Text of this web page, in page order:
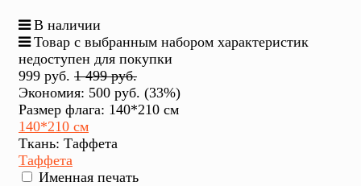
В наличии
Товар с выбранным набором характеристик
недоступен для покупки
999 руб. 1 499 руб.
Экономия: 500 руб. (33%)
Размер флага: 140*210 см
140*210 см
Ткань: Таффета
Таффета
Именная печать